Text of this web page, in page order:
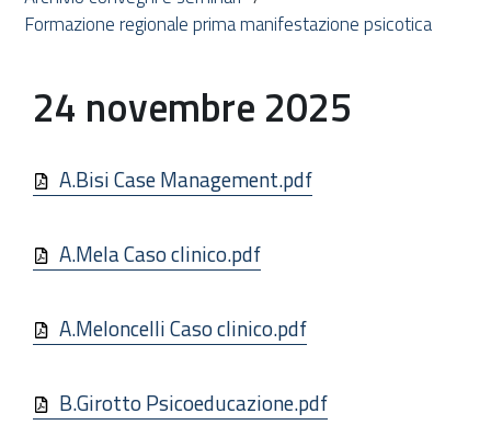
qui:
Formazione regionale prima manifestazione psicotica
24 novembre 2025
A.Bisi Case Management.pdf
A.Mela Caso clinico.pdf
A.Meloncelli Caso clinico.pdf
B.Girotto Psicoeducazione.pdf